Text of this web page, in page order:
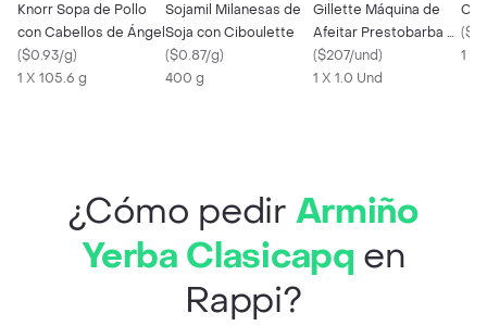
Knorr Sopa de Pollo
con Cabellos de Ángel
($0.93/g)
1 X 105.6 g
Sojamil Milanesas de
Soja con Ciboulette
($0.87/g)
400 g
Gillette Máquina de
Afeitar Prestobarba 2
UltraGrip
($207/und)
1 X 1.0 Und
(
1 X
¿Cómo pedir Armiño
Yerba Clasicapq en
Rappi?